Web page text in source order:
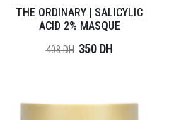
THE ORDINARY | SALICYLIC
ACID 2% MASQUE
408 DH 350 DH